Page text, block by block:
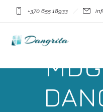
+370 655 18933